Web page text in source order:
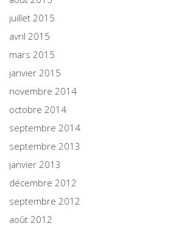
juillet 2015
avril 2015
mars 2015
janvier 2015
novembre 2014
octobre 2014
septembre 2014
septembre 2013
janvier 2013
décembre 2012
septembre 2012
août 2012